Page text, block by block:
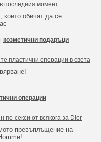
последния момент
които обичат да се
козметични подаръци
пластични операции в света
операции
по-секси от всякога за Dior
превъплъщение на